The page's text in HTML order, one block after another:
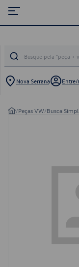
Nova Serrana
/Peças VW/Busca